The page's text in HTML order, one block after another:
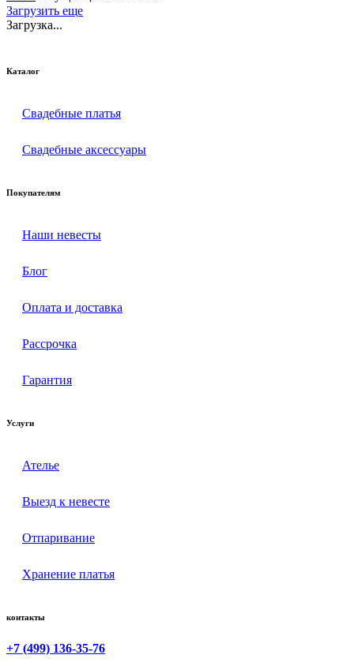
Загрузить еще
Загрузка...
Каталог
Свадебные платья
Свадебные аксессуары
Покупателям
Наши невесты
Блог
Оплата и доставка
Рассрочка
Гарантия
Услуги
Ателье
Выезд к невесте
Отпаривание
Хранение платья
контакты
+7 (499) 136-35-76